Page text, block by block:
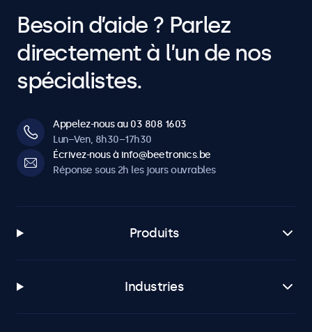
Besoin d’aide ? Parlez
directement à l’un de nos
spécialistes.
Appelez-nous au 03 808 1603
Lun–Ven, 8h30–17h30
Écrivez-nous à info@beetronics.be
Réponse sous 2h les jours ouvrables
Produits
Industries